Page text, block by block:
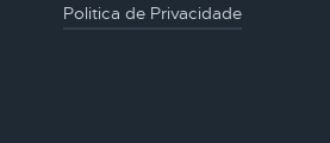
Politica de Privacidade